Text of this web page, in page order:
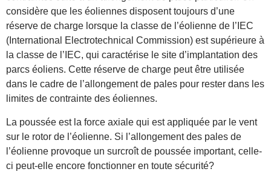
considère que les éoliennes disposent toujours d’une
réserve de charge lorsque la classe de l’éolienne de l’IEC
(International Electrotechnical Commission) est supérieure à
la classe de l’IEC, qui caractérise le site d’implantation des
parcs éoliens. Cette réserve de charge peut être utilisée
dans le cadre de l’allongement de pales pour rester dans les
limites de contrainte des éoliennes.
La poussée est la force axiale qui est appliquée par le vent
sur le rotor de l’éolienne. Si l’allongement des pales de
l’éolienne provoque un surcroît de poussée important, celle-
ci peut-elle encore fonctionner en toute sécurité?